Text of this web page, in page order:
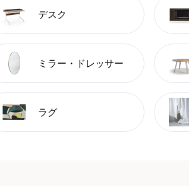
デスク
ミラー・ドレッサー
ラグ